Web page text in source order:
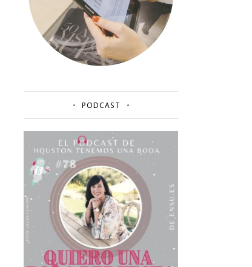
PODCAST